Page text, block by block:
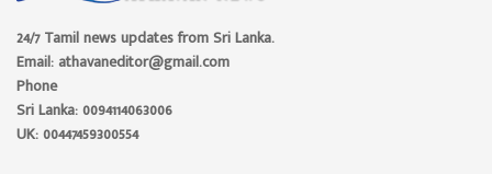
24/7 Tamil news updates from Sri Lanka.
Email: athavaneditor@gmail.com
Phone
Sri Lanka: 0094114063006
UK: 00447459300554